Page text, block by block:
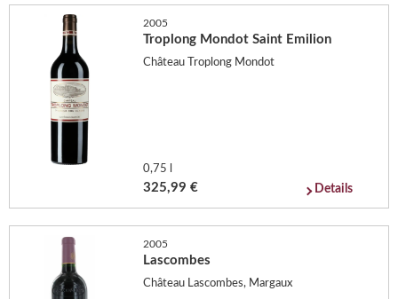
2005
Troplong Mondot Saint Emilion
Château Troplong Mondot
0,75 l
325,99 € Details
2005
Lascombes
Château Lascombes, Margaux